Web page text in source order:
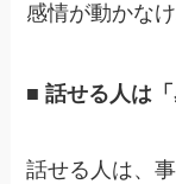
感情が動かな
■ 話せる人は
話せる人は、